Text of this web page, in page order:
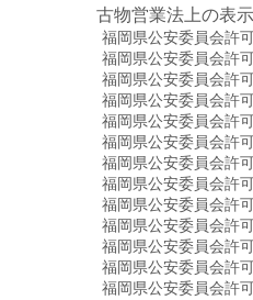
古物営業法上の表示
福岡県公安委員会許
福岡県公安委員会許
福岡県公安委員会許
福岡県公安委員会許
福岡県公安委員会許
福岡県公安委員会許
福岡県公安委員会許
福岡県公安委員会許
福岡県公安委員会許
福岡県公安委員会許
福岡県公安委員会許
福岡県公安委員会許
福岡県公安委員会許